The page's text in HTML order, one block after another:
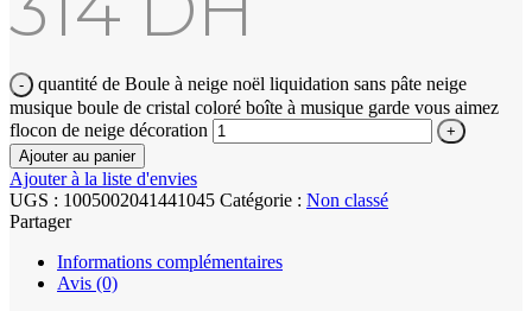
quantité de Boule à neige noël liquidation sans pâte neige
musique boule de cristal coloré boîte à musique garde vous aimez
flocon de neige décoration
Ajouter au panier
Ajouter à la liste d'envies
UGS : 1005002041441045 Catégorie : Non classé
Partager
Informations complémentaires
Avis (0)